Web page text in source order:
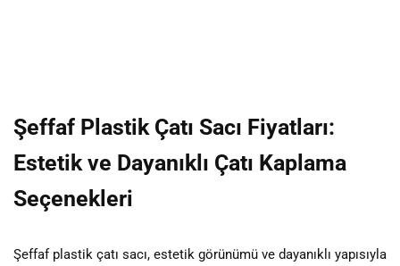
Şeffaf Plastik Çatı Sacı Fiyatları:
Estetik ve Dayanıklı Çatı Kaplama
Seçenekleri
Şeffaf plastik çatı sacı, estetik görünümü ve dayanıklı yapısıyla